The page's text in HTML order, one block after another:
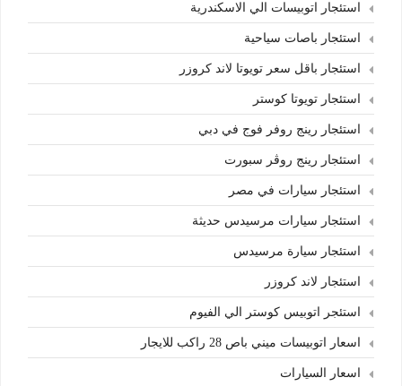
استئجار اتوبيسات الي الاسكندرية
استئجار باصات سياحية
استئجار باقل سعر تويوتا لاند كروزر
استئجار تويوتا كوستر
استئجار رينج روفر فوج في دبي
استئجار رينج روڤر سبورت
استئجار سيارات في مصر
استئجار سيارات مرسيدس حديثة
استئجار سيارة مرسيدس
استئجار لاند كروزر
استئجر اتوبيس كوستر الي الفيوم
اسعار اتوبيسات ميني باص 28 راكب للايجار
اسعار السيارات